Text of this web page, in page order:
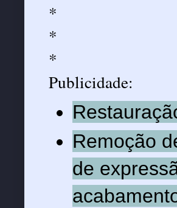
*
*
*
Publicidade:
Remoção
de